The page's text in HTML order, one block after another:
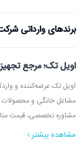
برندهای وارداتی
اویل تک؛ مرجع
اویل تک عرضه‌کننده و
مشاغل خانگی و محصولات
مشاوره تخصصی، قیمت
مشاهده بیشتر ›